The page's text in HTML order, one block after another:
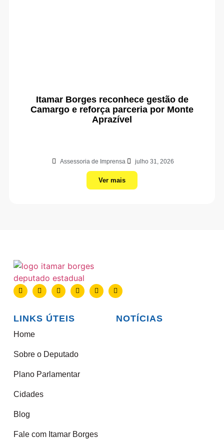
Itamar Borges reconhece gestão de
Camargo e reforça parceria por Monte
Aprazível
Assessoria de Imprensa julho 31, 2026
Ver mais
LINKS ÚTEIS
Home
Sobre o Deputado
Plano Parlamentar
Cidades
Blog
Fale com Itamar Borges
NOTÍCIAS